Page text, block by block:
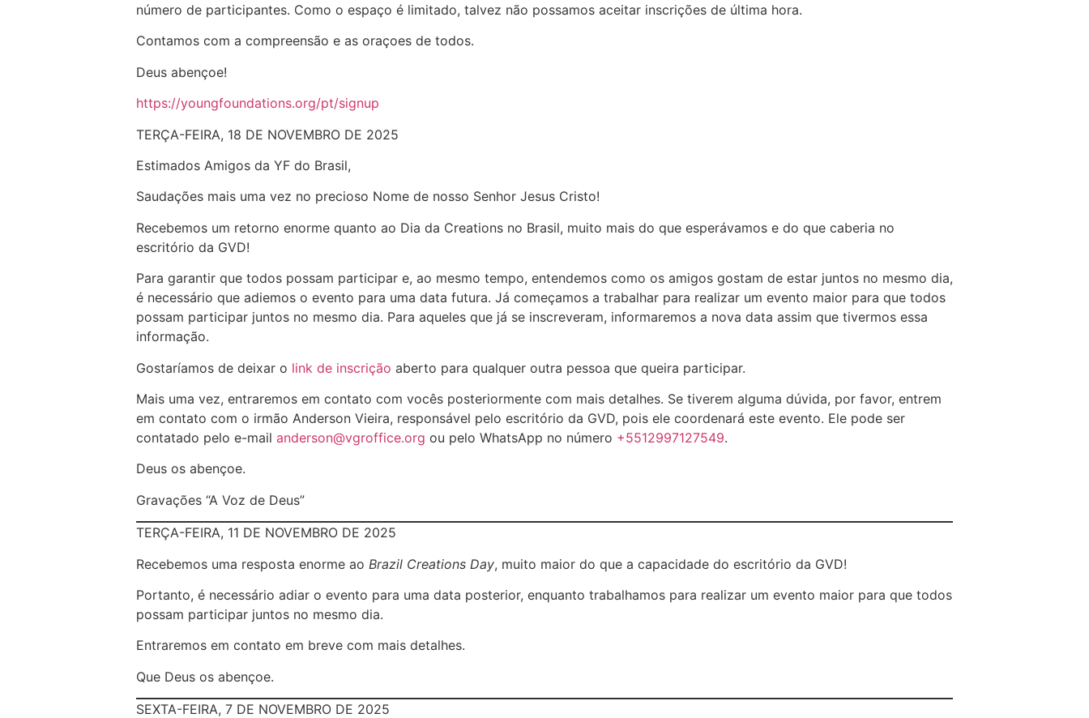
número de participantes. Como o espaço é limitado, talvez não possamos aceitar inscrições de última hora.
Contamos com a compreensão e as oraçoes de todos.
Deus abençoe!
https://youngfoundations.org/pt/signup
TERÇA-FEIRA, 18 DE NOVEMBRO DE 2025
Estimados Amigos da YF do Brasil,
Saudações mais uma vez no precioso Nome de nosso Senhor Jesus Cristo!
Recebemos um retorno enorme quanto ao Dia da Creations no Brasil, muito mais do que esperávamos e do que caberia no
escritório da GVD!
Para garantir que todos possam participar e, ao mesmo tempo, entendemos como os amigos gostam de estar juntos no mesmo dia,
é necessário que adiemos o evento para uma data futura. Já começamos a trabalhar para realizar um evento maior para que todos
possam participar juntos no mesmo dia. Para aqueles que já se inscreveram, informaremos a nova data assim que tivermos essa
informação.
Gostaríamos de deixar o link de inscrição aberto para qualquer outra pessoa que queira participar.
Mais uma vez, entraremos em contato com vocês posteriormente com mais detalhes. Se tiverem alguma dúvida, por favor, entrem
em contato com o irmão Anderson Vieira, responsável pelo escritório da GVD, pois ele coordenará este evento. Ele pode ser
contatado pelo e-mail anderson@vgroffice.org ou pelo WhatsApp no número +5512997127549.
Deus os abençoe.
Gravações “A Voz de Deus”
TERÇA-FEIRA, 11 DE NOVEMBRO DE 2025
Recebemos uma resposta enorme ao Brazil Creations Day, muito maior do que a capacidade do escritório da GVD!
Portanto, é necessário adiar o evento para uma data posterior, enquanto trabalhamos para realizar um evento maior para que todos
possam participar juntos no mesmo dia.
Entraremos em contato em breve com mais detalhes.
Que Deus os abençoe.
SEXTA-FEIRA, 7 DE NOVEMBRO DE 2025